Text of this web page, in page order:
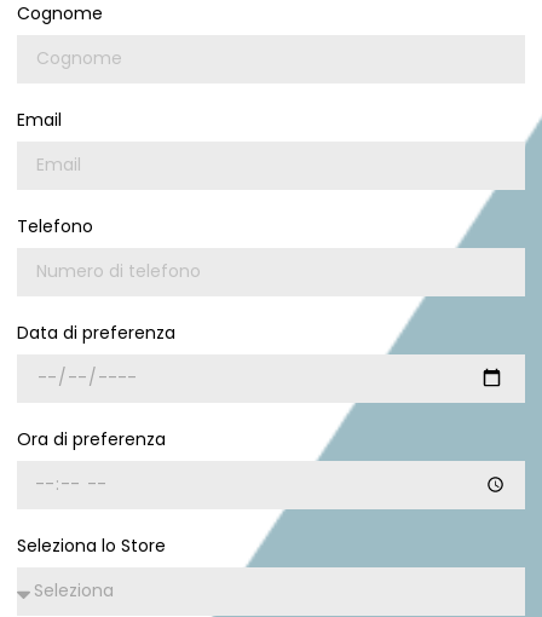
Cognome
Email
Telefono
Data di preferenza
Ora di preferenza
Seleziona lo Store